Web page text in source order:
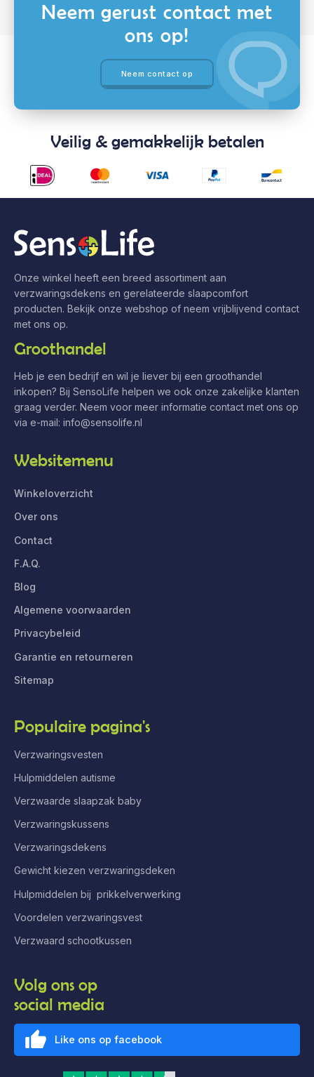
Neem gerust contact met
ons op!
Neem contact op
Veilig & gemakkelijk betalen
Onze winkel heeft een breed assortiment aan
verzwaringsdekens en gerelateerde slaapcomfort
producten. Bekijk onze webshop of neem vrijblijvend contact
met ons op.
Groothandel
Heb je een bedrijf en wil je liever bij een groothandel
inkopen? Bij SensoLife helpen we ook onze zakelijke klanten
graag verder. Neem voor meer informatie contact met ons op
via e-mail: info@sensolife.nl
Websitemenu
Winkeloverzicht
Over ons
Contact
F.A.Q.
Blog
Algemene voorwaarden
Privacybeleid
Garantie en retourneren
Sitemap
Populaire pagina's
Verzwaringsvesten
Hulpmiddelen autisme
Verzwaarde slaapzak baby
Verzwaringskussens
Verzwaringsdekens
Gewicht kiezen verzwaringsdeken
Hulpmiddelen bij prikkelverwerking
Voordelen verzwaringsvest
Verzwaard schootkussen
Volg ons op
social media
Like ons op facebook